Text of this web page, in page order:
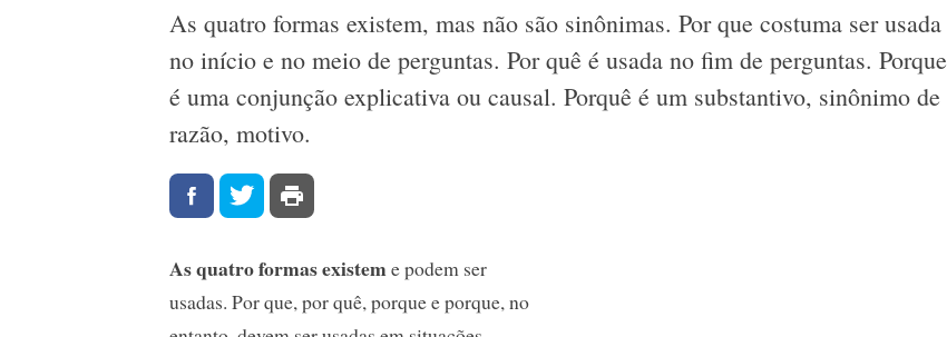
As quatro formas existem, mas não são sinônimas. Por que costuma ser usada
no início e no meio de perguntas. Por quê é usada no fim de perguntas. Porque
é uma conjunção explicativa ou causal. Porquê é um substantivo, sinônimo de
razão, motivo.
As quatro formas existeme podem ser
usadas. Por que, por quê, porque e porque, no